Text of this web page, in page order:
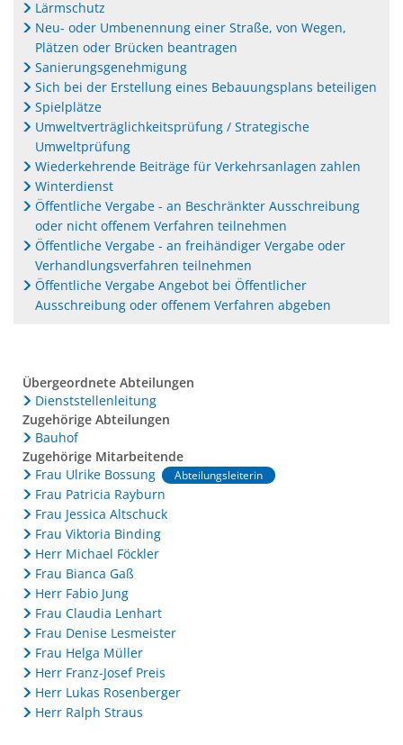
Lärmschutz
Neu- oder Umbenennung einer Straße, von Wegen,
Plätzen oder Brücken beantragen
Sanierungsgenehmigung
Sich bei der Erstellung eines Bebauungsplans beteiligen
Spielplätze
Umweltverträglichkeitsprüfung / Strategische
Umweltprüfung
Wiederkehrende Beiträge für Verkehrsanlagen zahlen
Winterdienst
Öffentliche Vergabe - an Beschränkter Ausschreibung
oder nicht offenem Verfahren teilnehmen
Öffentliche Vergabe - an freihändiger Vergabe oder
Verhandlungsverfahren teilnehmen
Öffentliche Vergabe Angebot bei Öffentlicher
Ausschreibung oder offenem Verfahren abgeben
Übergeordnete Abteilungen
Dienststellenleitung
Zugehörige Abteilungen
Bauhof
Zugehörige Mitarbeitende
Frau Ulrike Bossung
Abteilungsleiterin
Frau Patricia Rayburn
Frau Jessica Altschuck
Frau Viktoria Binding
Herr Michael Föckler
Frau Bianca Gaß
Herr Fabio Jung
Frau Claudia Lenhart
Frau Denise Lesmeister
Frau Helga Müller
Herr Franz-Josef Preis
Herr Lukas Rosenberger
Herr Ralph Straus